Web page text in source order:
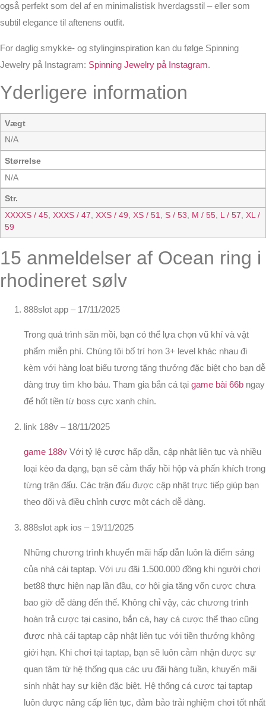
også perfekt som del af en minimalistisk hverdagsstil – eller som
subtil elegance til aftenens outfit.
For daglig smykke- og stylinginspiration kan du følge Spinning
Jewelry på Instagram: Spinning Jewelry på Instagram.
Yderligere information
Vægt
N/A
Størrelse
N/A
Str.
XXXXS / 45, XXXS / 47 XXS / 49 XS / 51 S / 53 M / 55, L / 57
XL /
59
15 anmeldelser af Ocean ring i
rhodineret sølv
888slot app – 17/11/2025
Trong quá trình săn mồi, bạn có thể lựa chọn vũ khí và vật
phẩm miễn phí. Chúng tôi bố trí hơn 3+ level khác nhau đi
kèm với hàng loạt biểu tượng tặng thưởng đặc biệt cho bạn dễ
dàng truy tìm kho báu. Tham gia bắn cá tại game bài 66b ngay
để hốt tiền từ boss cực xanh chín.
link 188v – 18/11/2025
game 188v Với tỷ lệ cược hấp dẫn, cập nhật liên tục và nhiều
loại kèo đa dạng, bạn sẽ cảm thấy hồi hộp và phấn khích trong
từng trận đấu. Các trận đấu được cập nhật trực tiếp giúp bạn
theo dõi và điều chỉnh cược một cách dễ dàng.
888slot apk ios – 19/11/2025
Những chương trình khuyến mãi hấp dẫn luôn là điểm sáng
của nhà cái taptap. Với ưu đãi 1.500.000 đồng khi người chơi
bet88 thực hiện nạp lần đầu, cơ hội gia tăng vốn cược chưa
bao giờ dễ dàng đến thế. Không chỉ vậy, các chương trình
hoàn trả cược tại casino, bắn cá, hay cá cược thể thao cũng
được nhà cái taptap cập nhật liên tục với tiền thưởng không
giới hạn. Khi chơi tại taptap, bạn sẽ luôn cảm nhận được sự
quan tâm từ hệ thống qua các ưu đãi hàng tuần, khuyến mãi
sinh nhật hay sự kiện đặc biệt. Hệ thống cá cược tại taptap
luôn được nâng cấp liên tục, đảm bảo trải nghiệm chơi tốt nhất